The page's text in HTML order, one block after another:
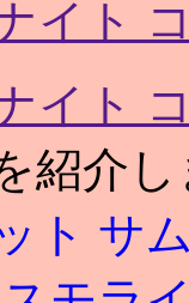
イト
イト
紹介
ト サ